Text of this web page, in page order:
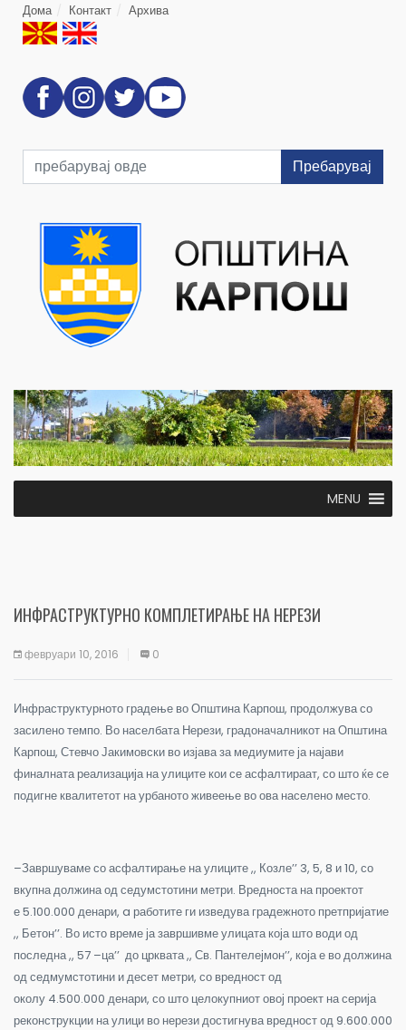
Дома Контакт Архива
Пребарувај
MENU
ИНФРАСТРУКТУРНО КОМПЛЕТИРАЊЕ НА НЕРЕЗИ
февруари 10, 2016 0
Инфраструктурното градење во Општина Карпош, продолжува со
засилено темпо. Во населбата Нерези, градоначалникот на Општина
Карпош, Стевчо Јакимовски во изјава за медиумите ја најави
финалната реализација на улиците кои се асфалтираат, со што ќе се
подигне квалитетот на урбаното живеење во ова населено место.
–Завршуваме со асфалтирање на улиците ,, Козле’’ 3, 5, 8 и 10, со
вкупна должина од седумстотини метри. Вредноста на проектот
е5.100.000 денари, a работите ги изведува градежното претпријатие
,, Бетон’’. Во исто време ја завршивме улицата која што води од
последна ,, 57 –ца’’ до црквата ,, Св. Пантелејмон’’, која е во должина
од седмумстотини и десет метри, со вредност од
околу 4.500.000 денари, со што целокупниот овој проект на серија
реконструкции на улици во нерези достигнува вредност од 9.600.000